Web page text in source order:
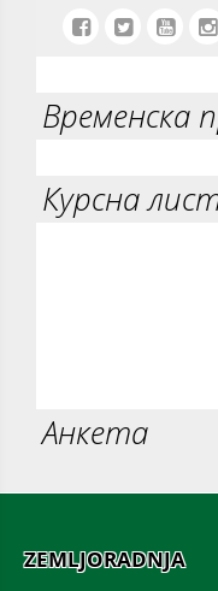
Временска
Курсна
Анкета
ZEMLJORADNJA